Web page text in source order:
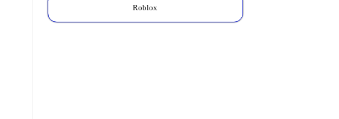
Roblox